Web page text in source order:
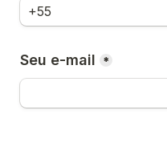
Seu e-mail *